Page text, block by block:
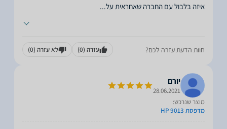
איזה בלבול עם החברה שאחראית על...
חוות הדעת עזרה לכם? עזרה (0) לא עזרה (0)
יורם
28.06.2021
מוצר שנרכש:
מדפסת HP 9013